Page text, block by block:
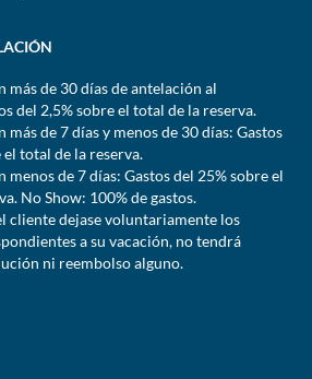
más de 30 días de antelación al
del 2,5% sobre el total de la reserva.
más de 7 días y menos de 30 días: Gastos
total de la reserva.
menos de 7 días: Gastos del 25% sobre el
No Show: 100% de gastos.
cliente dejase voluntariamente los
a su vacación, no tendrá
ni reembolso alguno.